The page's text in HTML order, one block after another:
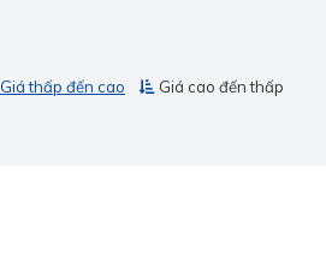
Giá thấp đến cao Giá cao đến thấp